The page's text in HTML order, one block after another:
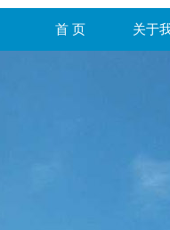
首 页 关于